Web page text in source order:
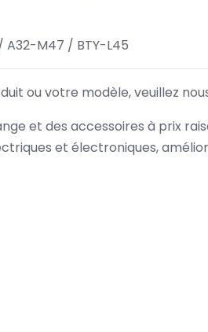
A32-M47 / BTY-L45
ou votre modèle, veuillez
et des accessoires à prix
et électroniques,